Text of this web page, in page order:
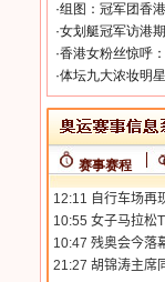
·组图：冠军团香
·女划艇冠军访港
·香港女粉丝惊呼
·体坛九大浓妆明
赛事赛程